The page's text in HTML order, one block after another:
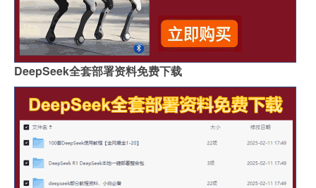
DeepSeek全套部署资料免费下载